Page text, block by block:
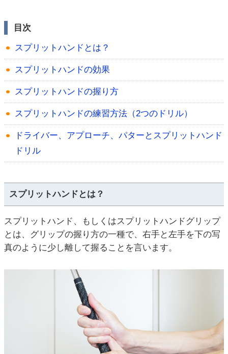
目次
スプリットハンドとは？
スプリットハンドの効果
スプリットハンドの握り方
スプリットハンドの練習方法（2つのドリル）
ドライバー、アプローチ、パターとスプリットハンド
ドリル
スプリットハンドとは？
スプリットハンド、もしくはスプリットハンドグリップ
とは、グリップの握り方の一種で、右手と左手を下の写
真のように少し離して握ることを言います。